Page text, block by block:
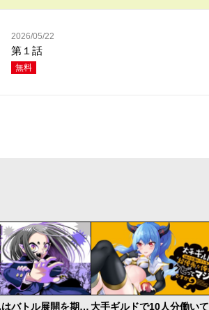
2026/05/22
第１話
無料
間宮さんはバトル展開を期待する